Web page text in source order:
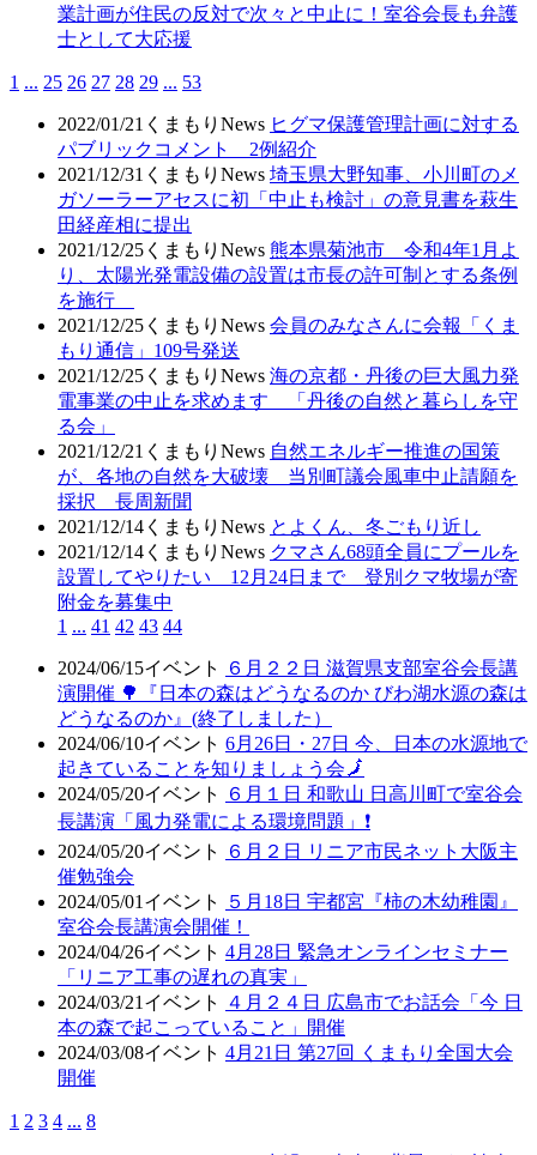
業計画が住民の反対で次々と中止に！室谷会長も弁護
士として大応援
1 ... 25 26 27 28 29 ... 53
2022/01/21 くまもりNews ヒグマ保護管理計画に対する
パブリックコメント 2例紹介
2021/12/31 くまもりNews 埼玉県大野知事、小川町のメ
ガソーラーアセスに初「中止も検討」の意見書を萩生
田経産相に提出
2021/12/25 くまもりNews 熊本県菊池市 令和4年1月よ
り、太陽光発電設備の設置は市長の許可制とする条例
を施行
2021/12/25 くまもりNews 会員のみなさんに会報「くま
もり通信」109号発送
2021/12/25 くまもりNews 海の京都・丹後の巨大風力発
電事業の中止を求めます 「丹後の自然と暮らしを守
る会」
2021/12/21 くまもりNews 自然エネルギー推進の国策
が、各地の自然を大破壊 当別町議会風車中止請願を
採択 長周新聞
2021/12/14 くまもりNews とよくん、冬ごもり近し
2021/12/14 くまもりNews クマさん68頭全員にプールを
設置してやりたい 12月24日まで 登別クマ牧場が寄
附金を募集中
1 ... 41 42 43 44
2024/06/15イベント
６月２２日 滋賀県支部室谷会長講
演開催 🌳『日本の森はどうなるのか びわ湖水源の森は
どうなるのか』(終了しました）
2024/06/10イベント 6月26日・27日 今、日本の水源地で
起きていることを知りましょう会🗾
2024/05/20イベント
６月１日 和歌山 日高川町で室谷会
長講演「風力発電による環境問題」❗
2024/05/20イベント
６月２日 リニア市民ネット大阪主
催勉強会
2024/05/01 イベント
５月18日 宇都宮『柿の木幼稚園』
室谷会長講演会開催！
2024/04/26イベント 4月28日 緊急オンラインセミナー
「リニア工事の遅れの真実」
2024/03/21 イベント
４月２４日 広島市でお話会「今 日
本の森で起こっていること」開催
2024/03/08イベント 4月21日 第27回 くまもり全国大会
開催
1 2 3 4 ... 8